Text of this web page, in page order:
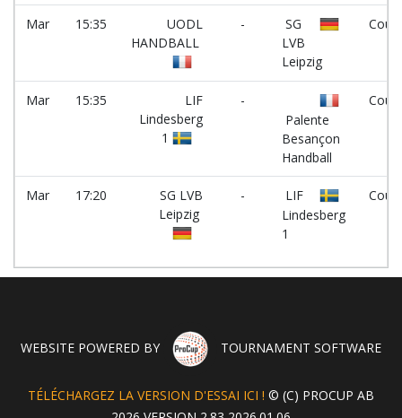
Mar 15:35
UODL
HANDBALL
-
SG
LVB
Leipzig
Mar 15:35
LIF
Lindesberg
1
-
Palente
Besançon
Handball
Mar 17:20
SG LVB
Leipzig
-
LIF
Lindesberg
1
WEBSITE POWERED BY TOURNAMENT SOFTWARE
TÉLÉCHARGEZ LA VERSION D'ESSAI ICI ! © (C) PROCUP AB